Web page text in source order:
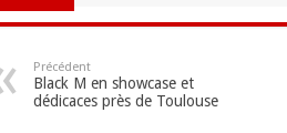
Précédent
Black M en showcase et
dédicaces près de Toulouse